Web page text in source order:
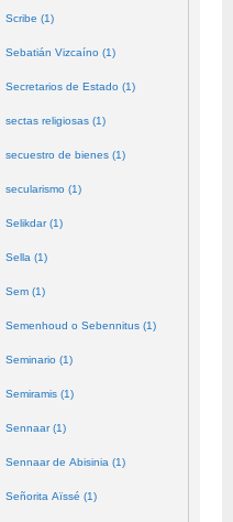
Scribe (1)
Sebatián Vizcaíno (1)
Secretarios de Estado (1)
sectas religiosas (1)
secuestro de bienes (1)
secularismo (1)
Selikdar (1)
Sella (1)
Sem (1)
Semenhoud o Sebennitus (1)
Seminario (1)
Semiramis (1)
Sennaar (1)
Sennaar de Abisinia (1)
Señorita Aïssé (1)